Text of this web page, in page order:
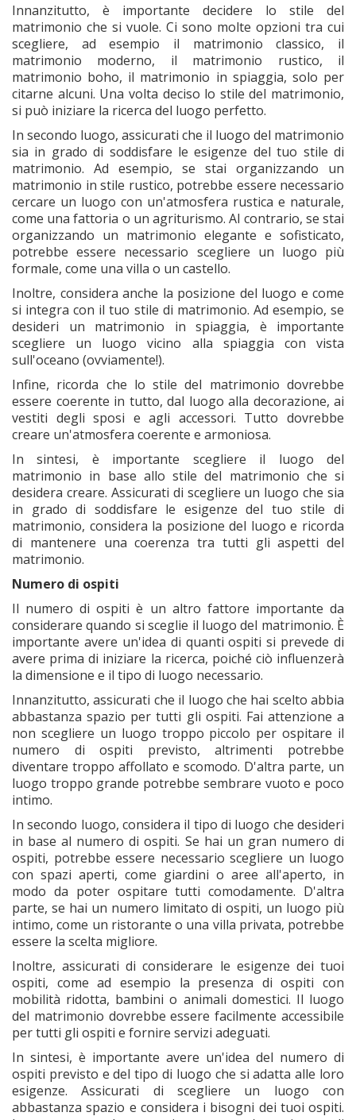
Innanzitutto, è importante decidere lo stile del
matrimonio che si vuole. Ci sono molte opzioni tra cui
scegliere, ad esempio il matrimonio classico, il
matrimonio moderno, il matrimonio rustico, il
matrimonio boho, il matrimonio in spiaggia, solo per
citarne alcuni. Una volta deciso lo stile del matrimonio,
si può iniziare la ricerca del luogo perfetto.
In secondo luogo, assicurati che il luogo del matrimonio
sia in grado di soddisfare le esigenze del tuo stile di
matrimonio. Ad esempio, se stai organizzando un
matrimonio in stile rustico, potrebbe essere necessario
cercare un luogo con un'atmosfera rustica e naturale,
come una fattoria o un agriturismo. Al contrario, se stai
organizzando un matrimonio elegante e sofisticato,
potrebbe essere necessario scegliere un luogo più
formale, come una villa o un castello.
Inoltre, considera anche la posizione del luogo e come
si integra con il tuo stile di matrimonio. Ad esempio, se
desideri un matrimonio in spiaggia, è importante
scegliere un luogo vicino alla spiaggia con vista
sull'oceano (ovviamente!).
Infine, ricorda che lo stile del matrimonio dovrebbe
essere coerente in tutto, dal luogo alla decorazione, ai
vestiti degli sposi e agli accessori. Tutto dovrebbe
creare un'atmosfera coerente e armoniosa.
In sintesi, è importante scegliere il luogo del
matrimonio in base allo stile del matrimonio che si
desidera creare. Assicurati di scegliere un luogo che sia
in grado di soddisfare le esigenze del tuo stile di
matrimonio, considera la posizione del luogo e ricorda
di mantenere una coerenza tra tutti gli aspetti del
matrimonio.
Numero di ospiti
Il numero di ospiti è un altro fattore importante da
considerare quando si sceglie il luogo del matrimonio. È
importante avere un'idea di quanti ospiti si prevede di
avere prima di iniziare la ricerca, poiché ciò influenzerà
la dimensione e il tipo di luogo necessario.
Innanzitutto, assicurati che il luogo che hai scelto abbia
abbastanza spazio per tutti gli ospiti. Fai attenzione a
non scegliere un luogo troppo piccolo per ospitare il
numero di ospiti previsto, altrimenti potrebbe
diventare troppo affollato e scomodo. D'altra parte, un
luogo troppo grande potrebbe sembrare vuoto e poco
intimo.
In secondo luogo, considera il tipo di luogo che desideri
in base al numero di ospiti. Se hai un gran numero di
ospiti, potrebbe essere necessario scegliere un luogo
con spazi aperti, come giardini o aree all'aperto, in
modo da poter ospitare tutti comodamente. D'altra
parte, se hai un numero limitato di ospiti, un luogo più
intimo, come un ristorante o una villa privata, potrebbe
essere la scelta migliore.
Inoltre, assicurati di considerare le esigenze dei tuoi
ospiti, come ad esempio la presenza di ospiti con
mobilità ridotta, bambini o animali domestici. Il luogo
del matrimonio dovrebbe essere facilmente accessibile
per tutti gli ospiti e fornire servizi adeguati.
In sintesi, è importante avere un'idea del numero di
ospiti previsto e del tipo di luogo che si adatta alle loro
esigenze. Assicurati di scegliere un luogo con
abbastanza spazio e considera i bisogni dei tuoi ospiti.